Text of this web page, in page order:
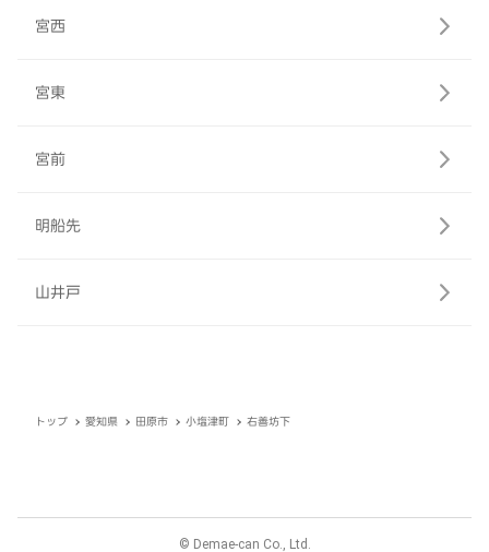
宮西
宮東
宮前
明船先
山井戸
トップ 愛知県 田原市 小塩津町 右善坊下
© Demae-can Co., Ltd.